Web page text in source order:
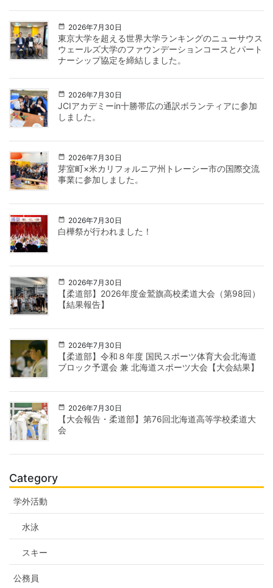
2026年7月30日
東京大学を超える世界大学ランキングのニューサウス
ウェールズ大学のファウンデーションコースとパート
ナーシップ協定を締結しました。
2026年7月30日
JCIアカデミーin十勝帯広の通訳ボランティアに参加
しました。
2026年7月30日
芽室町×米カリフォルニア州トレーシー市の国際交流
事業に参加しました。
2026年7月30日
白樺祭が行われました！
2026年7月30日
【柔道部】2026年度金鷲旗高校柔道大会（第98回）
【結果報告】
2026年7月30日
【柔道部】令和８年度 国民スポーツ体育大会北海道
ブロック予選会 兼 北海道スポーツ大会【大会結果】
2026年7月30日
【大会報告・柔道部】第76回北海道高等学校柔道大
会
Category
学外活動
水泳
スキー
公務員